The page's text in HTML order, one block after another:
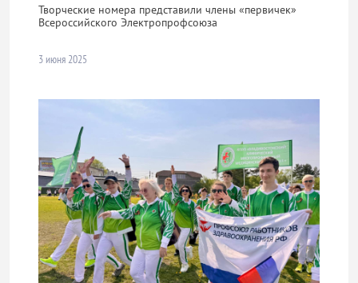
Творческие номера представили члены «первичек»
Всероссийского Электропрофсоюза
3 июня 2025